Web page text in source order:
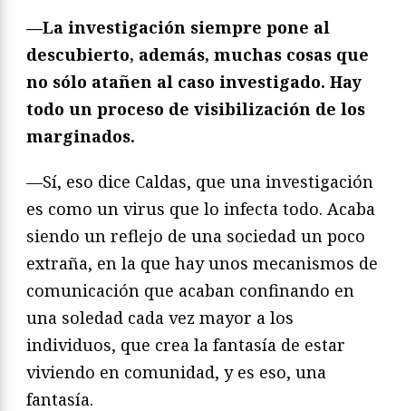
—La investigación siempre pone al
descubierto, además, muchas cosas que
no sólo atañen al caso investigado. Hay
todo un proceso de visibilización de los
marginados.
—Sí, eso dice Caldas, que una investigación
es como un virus que lo infecta todo. Acaba
siendo un reflejo de una sociedad un poco
extraña, en la que hay unos mecanismos de
comunicación que acaban confinando en
una soledad cada vez mayor a los
individuos, que crea la fantasía de estar
viviendo en comunidad, y es eso, una
fantasía.